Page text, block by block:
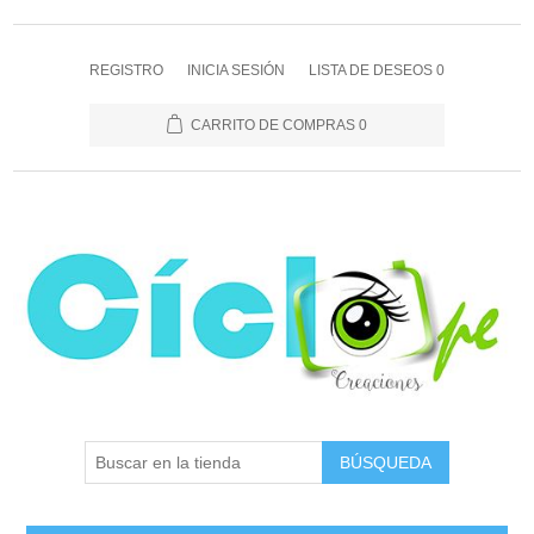
REGISTRO INICIA SESIÓN LISTA DE DESEOS 0
CARRITO DE COMPRAS 0
BÚSQUEDA